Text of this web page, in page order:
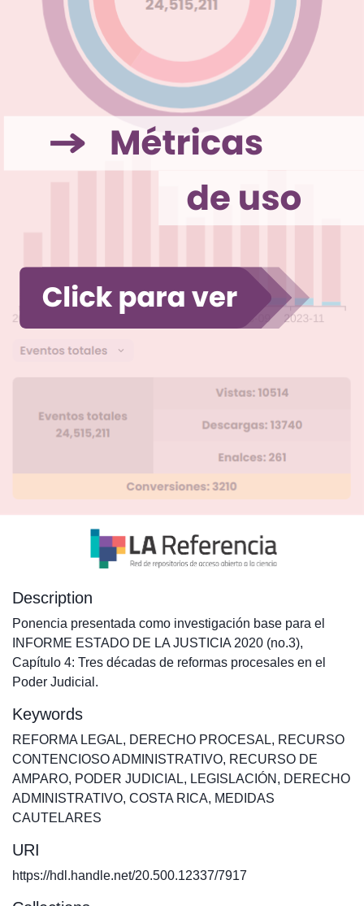
Description
Ponencia presentada como investigación base para el
INFORME ESTADO DE LA JUSTICIA 2020 (no.3),
Capítulo 4: Tres décadas de reformas procesales en el
Poder Judicial.
Keywords
REFORMA LEGAL, DERECHO PROCESAL, RECURSO
CONTENCIOSO ADMINISTRATIVO, RECURSO DE
AMPARO, PODER JUDICIAL, LEGISLACIÓN , DERECHO
ADMINISTRATIVO, COSTA RICA, MEDIDAS
CAUTELARES
URI
https://hdl.handle.net/20.500.12337/7917